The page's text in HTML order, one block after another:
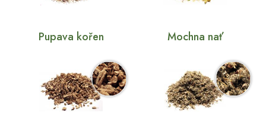
Pupava kořen Mochna nať